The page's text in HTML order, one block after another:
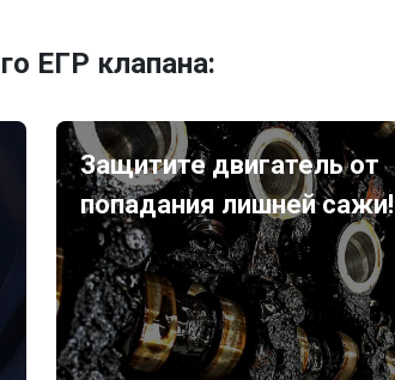
ЕГР клапана:
Защитите двигатель от
попадания лишней сажи!